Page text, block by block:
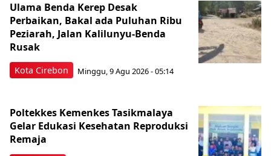
Kota Cirebon
Ulama Benda Kerep Desak
Perbaikan, Bakal ada Puluhan Ribu
Peziarah, Jalan Kalilunyu-Benda
Rusak
Minggu, 9 Agu 2026 - 05:14
Poltekkes Kemenkes Tasikmalaya
Gelar Edukasi Kesehatan Reproduksi
Remaja